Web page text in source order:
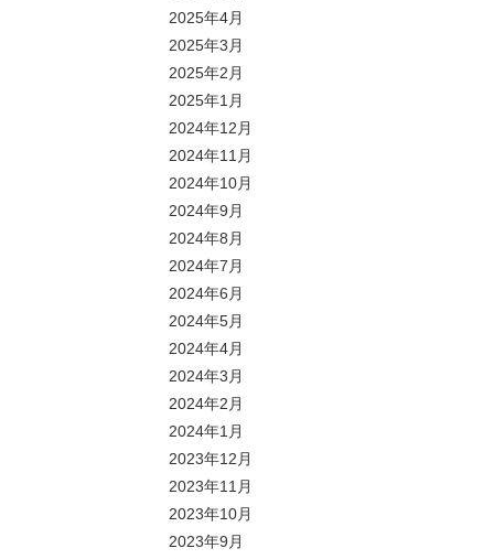
2025年4月
2025年3月
2025年2月
2025年1月
2024年12月
2024年11月
2024年10月
2024年9月
2024年8月
2024年7月
2024年6月
2024年5月
2024年4月
2024年3月
2024年2月
2024年1月
2023年12月
2023年11月
2023年10月
2023年9月